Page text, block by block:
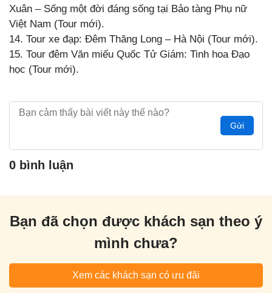
Xuân – Sống một đời đáng sống tại Bảo tàng Phụ nữ
Việt Nam (Tour mới).
14. Tour xe đạp: Đêm Thăng Long – Hà Nội (Tour mới).
15. Tour đêm Văn miếu Quốc Tử Giám: Tinh hoa Đạo
học (Tour mới).
Gửi
0 bình luận
Bạn đã chọn được khách sạn theo ý
mình chưa?
Xem các khách sạn có ưu đãi